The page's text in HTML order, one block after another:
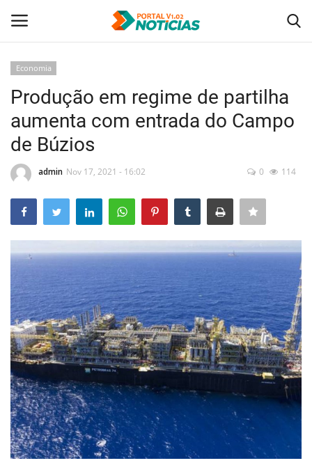
Home
Politica
Entretenimento
Economia
Esportes
Contato
Galeria
Veja Na Cor Escura
Economia
Produção em regime de partilha
aumenta com entrada do Campo
de Búzios
admin Nov 17, 2021 - 16:02 0 114